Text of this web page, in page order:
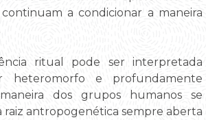
a condicionar a maneira
ritual pode ser interpretada
heteromorfo e profundamente
dos grupos humanos se
raiz antropogenética sempre aberta